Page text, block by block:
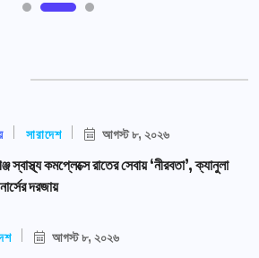
সারাদেশ আগস্ট ৮, ২০২৬
স্বাস্থ্য কমপ্লেক্সে রাতের সেবায় ‘নীরবতা’, ক্যানুলা
দরজায়
আগস্ট ৮, ২০২৬